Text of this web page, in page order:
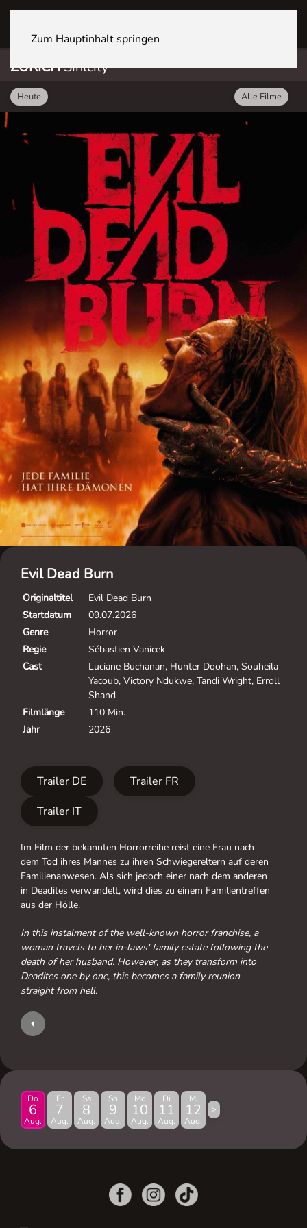
Zum Hauptinhalt springen
ZÜRICHSihlcity
Heute Alle Filme
Evil Dead Burn
Originaltitel
Evil Dead Burn
Startdatum
09.07.2026
Genre
Horror
Regie
Sébastien Vanicek
Cast
Luciane Buchanan, Hunter Doohan, Souheila
Yacoub, Victory Ndukwe, Tandi Wright, Erroll
Shand
Filmlänge
110 Min.
Jahr
2026
Trailer DE
Trailer FR
Trailer IT
Im Film der bekannten Horrorreihe reist eine Frau nach
dem Tod ihres Mannes zu ihren Schwiegereltern auf deren
Familienanwesen. Als sich jedoch einer nach dem anderen
in Deadites verwandelt, wird dies zu einem Familientreffen
aus der Hölle.
In this instalment of the well-known horror franchise, a
woman travels to her in-laws' family estate following the
death of her husband. However, as they transform into
Deadites one by one, this becomes a family reunion
straight from hell.
Do
6
Aug.
Fr
7
Aug.
Sa
8
Aug.
So
9
Aug.
Mo
10
Aug.
Di
11
Aug.
Mi
12
Aug.
>